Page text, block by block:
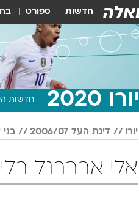
חדשות ספורט
יורו 2020 חדשות
יורו ליגת העל 2006/07 בני
אלי אברבנל בליגת העל